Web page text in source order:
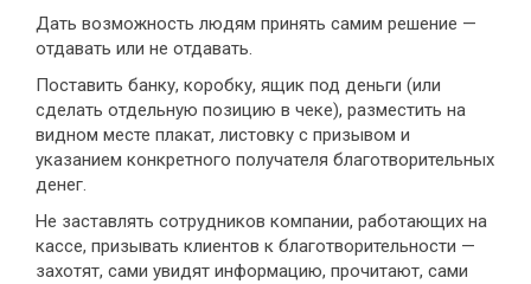
Дать возможность людям принять самим решение —
отдавать или не отдавать.
Поставить банку, коробку, ящик под деньги (или
сделать отдельную позицию в чеке), разместить на
видном месте плакат, листовку с призывом и
указанием конкретного получателя благотворительных
денег.
Не заставлять сотрудников компании, работающих на
кассе, призывать клиентов к благотворительности —
захотят, сами увидят информацию, прочитают, сами